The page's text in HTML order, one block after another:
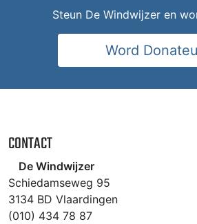
Steun De Windwijzer en
Word
CONTACT
De Windwijzer
Schiedamseweg 95
3134 BD Vlaardingen
(010) 434 78 87